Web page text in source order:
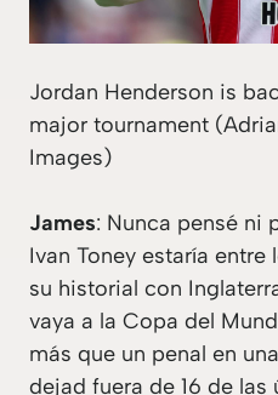
Jordan Henderson is
major tournament
Images)
James: Nunca pensé ni
Ivan Toney estaría
su historial con
vaya a la Copa del
más que un penal en
dejad fuera de 16 de las